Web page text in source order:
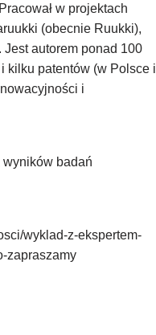
w projektach
(obecnie Ruukki),
Jest autorem ponad 100
kilku patentów (w Polsce i
i
badań
wyklad-z-ekspertem-
zapraszamy